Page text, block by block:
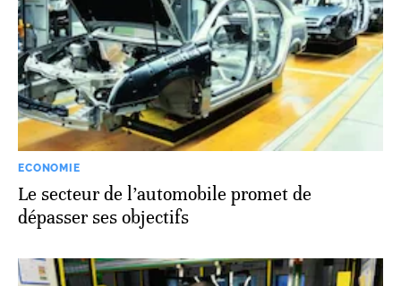
ECONOMIE
Le secteur de l’automobile promet de
dépasser ses objectifs